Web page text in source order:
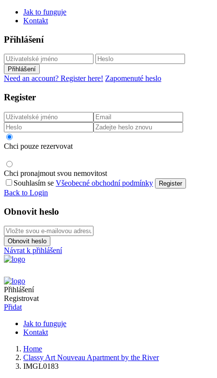
Jak to funguje
Kontakt
Přihlášení
Přihlášení
Need an account? Register here! Zapomenuté heslo
Register
Chci pouze rezervovat
Chci pronajmout svou nemovitost
Souhlasím se Všeobecné obchodní podmínky Register
Back to Login
Obnovit heslo
Obnovit heslo
Návrat k přihlášení
Přihlášení
Registrovat
Přidat
Jak to funguje
Kontakt
Home
Classy Art Nouveau Apartment by the River
IMGL0183